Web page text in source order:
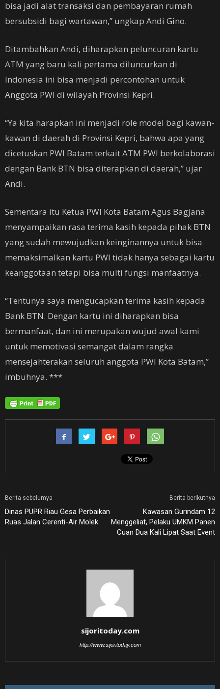
bisa jadi alat transaksi dan pembayaran rumah
bersubsidi bagi wartawan,” ungkap Andi Gino.
Ditambahkan Andi, diharapkan peluncuran kartu
ATM yang baru kali pertama diluncurkan di
Indonesia ini bisa menjadi percontohan untuk
Anggota PWI di wilayah Provinsi Kepri.
“Ya kita harapkan ini menjadi role model bagi kawan-
kawan di daerah di Provinsi Kepri, bahwa apa yang
dicetuskan PWI Batam terkait ATM PWI berkolaborasi
dengan Bank BTN bisa diterapkan di daerah,” ujar
Andi.
Sementara itu Ketua PWI Kota Batam Agus Bagjana
menyampaikan rasa terima kasih kepada pihak BTN
yang sudah mewujudkan keinginannya untuk bisa
memaksimalkan kartu PWI tidak hanya sebagai kartu
keanggotaan tetapi bisa multi fungsi manfaatnya.
“Tentunya saya mengucapkan terima kasih kepada
Bank BTN. Dengan kartu ini diharapkan bisa
bermanfaat, dan ini merupakan wujud awal kami
untuk memotivasi semangat dalam rangka
mensejahterakan seluruh anggota PWI Kota Batam,”
imbuhnya. ***
Berita sebelumya
Dinas PUPR Riau Gesa Perbaikan
Ruas Jalan Cerenti-Air Molek
Berita berikutnya
Kawasan Gurindam 12
Menggeliat, Pelaku UMKM Panen
Cuan Dua Kali Lipat Saat Event
sijoritoday.com
http://www.sijoritoday.com